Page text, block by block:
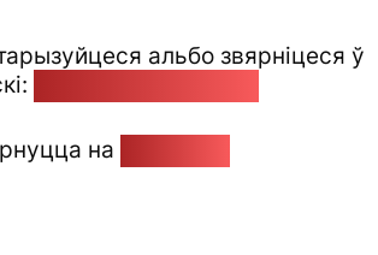
альбо звярніцеся ў
на